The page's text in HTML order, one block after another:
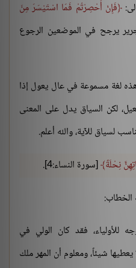
فَإِنْ أُحْصِرْتُمْ فَمَا اسْتَيْسَرَ مِنَ
ابن جرير يرجح في الموضعين الرجوع
لغة مسموعة في عال يعول إذا
لكن السياق يدل على المعنى
لسياق للآية، والله أعلم.
نِحْلَةً [سورة النساء:4].
الخطاب:
للأولياء، فقد كان الولي في
يعطيها شيئاً، ومعلوم أن المهر ملك